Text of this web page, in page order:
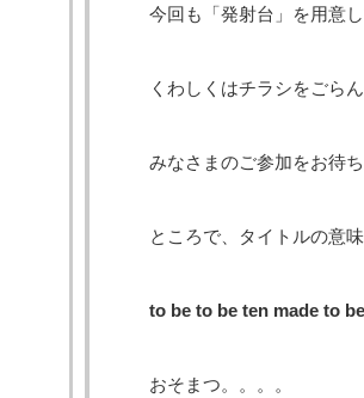
今回も「発射台」を用意
くわしくはチラシをごら
みなさまのご参加をお待ち
ところで、タイトルの意
to be to be ten made to
おそまつ。。。。